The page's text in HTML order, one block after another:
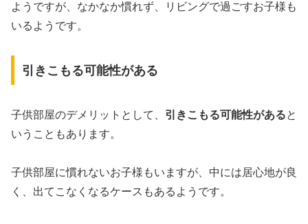
ようですが、なかなか慣れず、リビングで過ごすお子様も
いるようです。
引きこもる可能性がある
子供部屋のデメリットとして、 引きこもる可能性があると
いうこともあります。
子供部屋に慣れないお子様もいますが、中には居心地が良
く、出てこなくなるケースもあるようです。